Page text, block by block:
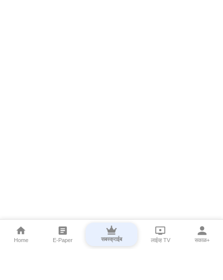
Home E-Paper सबस्क्राईब लाईव्ह TV सकाळ+